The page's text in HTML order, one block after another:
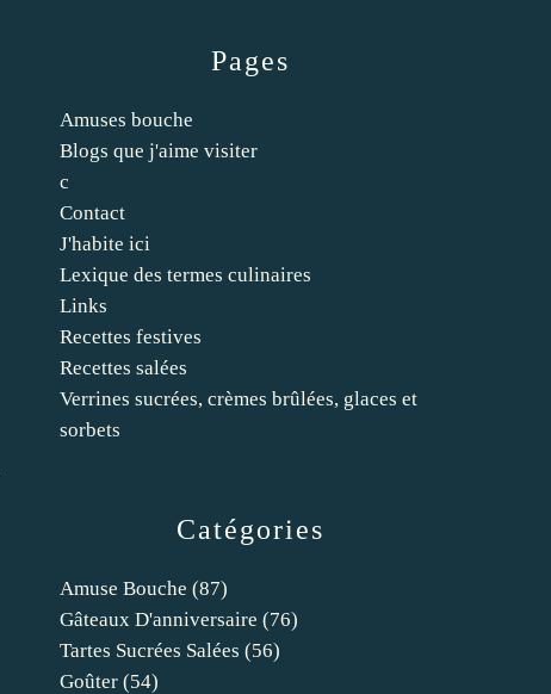
Catégories
Amuse Bouche (87)
Gâteaux D'anniversaire (76)
Tartes Sucrées Salées (56)
Goûter (54)
Pages
Amuses bouche
Blogs que j'aime visiter
c
Contact
J'habite ici
Lexique des termes culinaires
Links
Recettes festives
Recettes salées
Verrines sucrées, crèmes brûlées, glaces et
sorbets